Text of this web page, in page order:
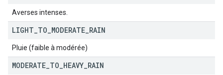
Averses intenses.
LIGHT TO MODERATE RAIN
Pluie (faible à modérée)
MODERATE TO HEAVY RAIN